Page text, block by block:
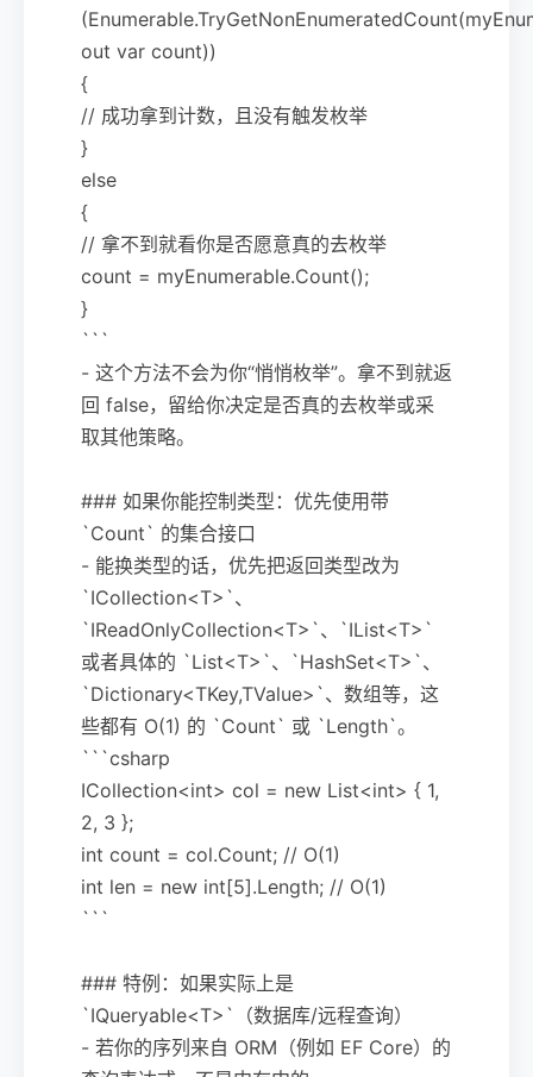
out var count))
{
// 成功拿到计数，且没有触发枚举
}
else
{
// 拿不到就看你是否愿意真的去枚举
count = myEnumerable.Count();
}
```
- 这个方法不会为你“悄悄枚举”。拿不到就返
回 false，留给你决定是否真的去枚举或采
取其他策略。
### 如果你能控制类型：优先使用带
`Count` 的集合接口
- 能换类型的话，优先把返回类型改为
`ICollection<T>`、
`IReadOnlyCollection<T>`、`IList<T>`
或者具体的 `List<T>`、`HashSet<T>`、
`Dictionary<TKey,TValue>`、数组等，这
些都有 O(1) 的 `Count` 或 `Length`。
```csharp
ICollection<int> col = new List<int> { 1,
2, 3 };
int count = col.Count; // O(1)
int len = new int[5].Length; // O(1)
```
### 特例：如果实际上是
`IQueryable<T>`（数据库/远程查询）
- 若你的序列来自 ORM（例如 EF Core）的